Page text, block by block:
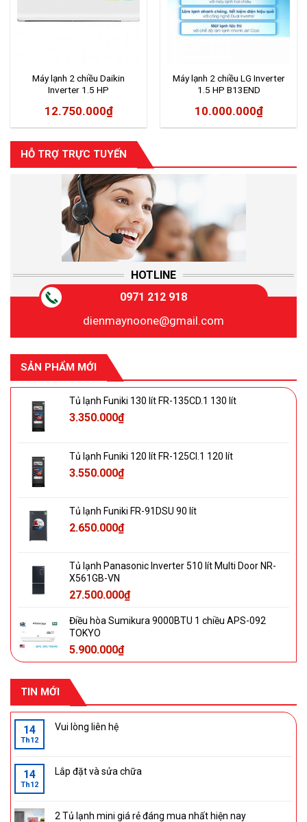
HỖ TRỢ TRỰC TUYẾN
HOTLINE
0971 212 918
dienmaynoone@gmail.com
SẢN PHẨM MỚI
Tủ lạnh Funiki 130 lít FR-135CD.1 130 lít
3.350.000₫
Tủ lạnh Funiki 120 lít FR-125CI.1 120 lít
3.550.000₫
Tủ lạnh Funiki FR-91DSU 90 lít
2.650.000₫
Tủ lạnh Panasonic Inverter 510 lít Multi Door NR-
X561GB-VN
27.500.000₫
Điều hòa Sumikura 9000BTU 1 chiều APS-092
TOKYO
5.900.000₫
TIN MỚI
14
Th12
Vui lòng liên hệ
14
Th12
Lắp đặt và sửa chữa
2 Tủ lạnh mini giá rẻ đáng mua nhất hiện nay
Máy lạnh 2 chiều Daikin
Inverter 1.5 HP
12.750.000₫
Máy lạnh 2 chiều LG Inverter
1.5 HP B13END
10.000.000₫